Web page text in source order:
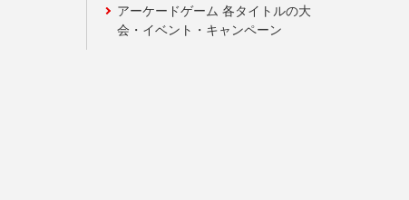
アーケードゲーム 各タイトルの大
会・イベント・キャンペーン